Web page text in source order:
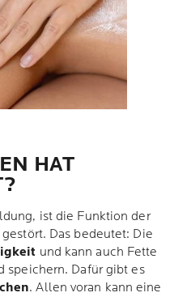
HAT
ist die Funktion der
Das bedeutet: Die
und kann auch Fette
speichern. Dafür gibt es
. Allen voran kann eine